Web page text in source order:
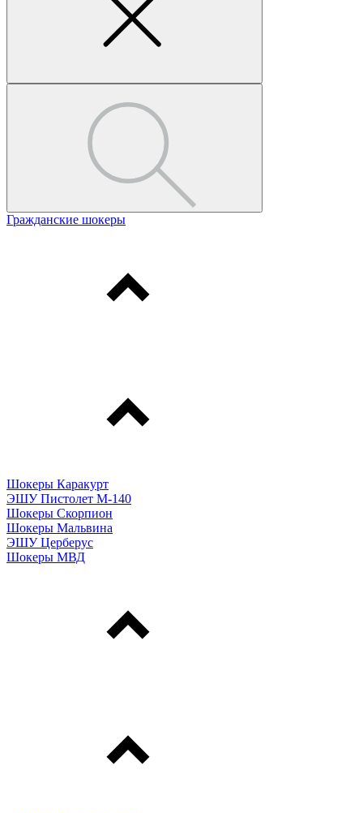
Гражданские шокеры
Шокеры Каракурт
ЭШУ Пистолет М-140
Шокеры Скорпион
Шокеры Мальвина
ЭШУ Церберус
Шокеры МВД